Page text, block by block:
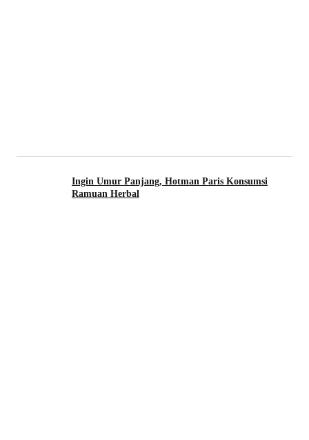
Ingin Umur Panjang, Hotman Paris Konsumsi
Ramuan Herbal